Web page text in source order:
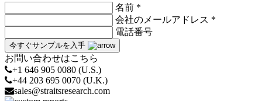
名前 *
会社のメールアドレス *
電話番号
今すぐサンプルを入手
お問い合わせはこちら
+1 646 905 0080 (U.S.)
+44 203 695 0070 (U.K.)
sales@straitsresearch.com